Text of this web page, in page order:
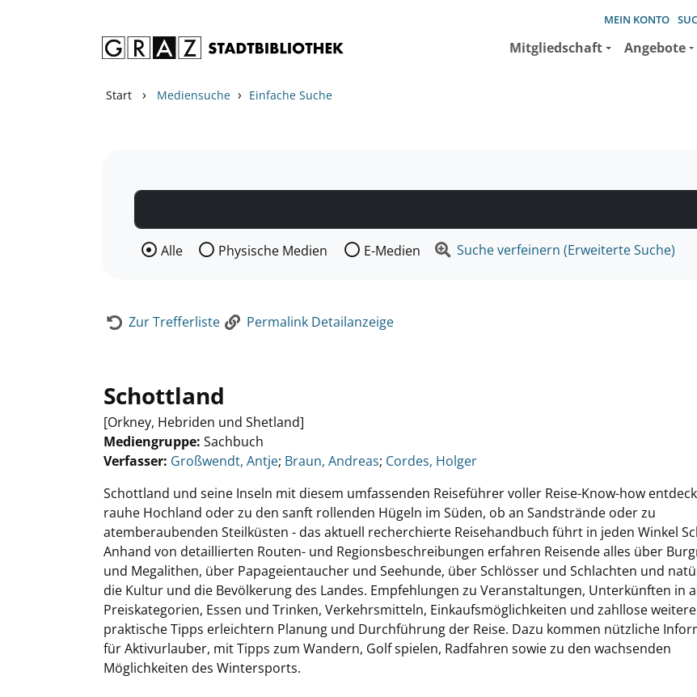
MEIN KONTO
Mitgliedschaft Angebote
Start › Mediensuche › Einfache Suche
Wählen Sie die Medienart nach der Sie suchen wollen.
Alle Physische Medien E-Medien Suche verfeinern (Erweiterte Suche)
Zur Trefferliste Permalink Detailanzeige
Schottland
[Orkney, Hebriden und Shetland]
Mediengruppe: Sachbuch
Verfasser: Suche nach diesem Verfasser
Großwendt, Antje; Braun, Andreas; Cordes, Holger
Schottland und seine Inseln mit diesem umfassenden Reiseführer voller Reise-Know-how
rauhe Hochland oder zu den sanft rollenden Hügeln im Süden, ob an Sandstrände oder zu
atemberaubenden Steilküsten - das aktuell recherchierte Reisehandbuch führt in jeden Winkel
Anhand von detaillierten Routen- und Regionsbeschreibungen erfahren Reisende alles über
und Megalithen, über Papageientaucher und Seehunde, über Schlösser und Schlachten und
die Kultur und die Bevölkerung des Landes. Empfehlungen zu Veranstaltungen, Unterkünften in
Preiskategorien, Essen und Trinken, Verkehrsmitteln, Einkaufsmöglichkeiten und zahllose weitere
praktische Tipps erleichtern Planung und Durchführung der Reise. Dazu kommen nützliche
für Aktivurlauber, mit Tipps zum Wandern, Golf spielen, Radfahren sowie zu den wachsenden
Möglichkeiten des Wintersports.